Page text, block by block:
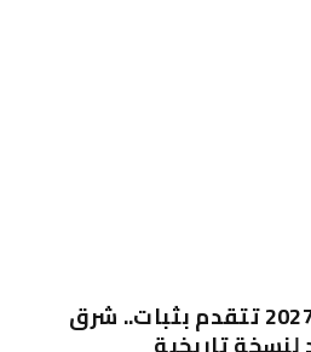
تحضيرات كان 2027 تتقدم بثبات.. شرق